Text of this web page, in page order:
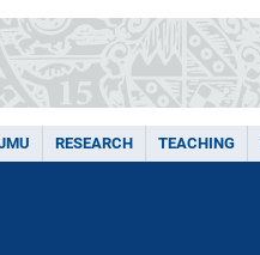
RESEARCH TEACHING